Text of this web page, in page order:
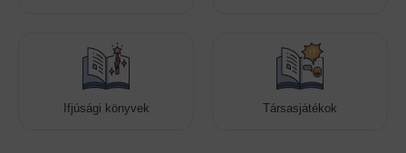
Ifjúsági könyvek Társasjátékok